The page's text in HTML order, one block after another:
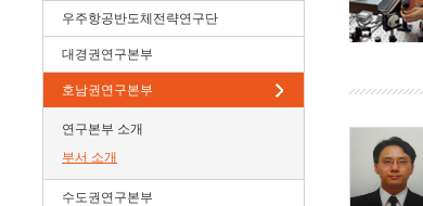
우주항공반도체전략연구단
대경권연구본부
호남권연구본부
연구본부 소개
부서 소개
수도권연구본부